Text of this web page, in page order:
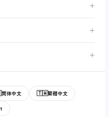
＋
＋
＋
简体中文 🇹🇼繁體中文